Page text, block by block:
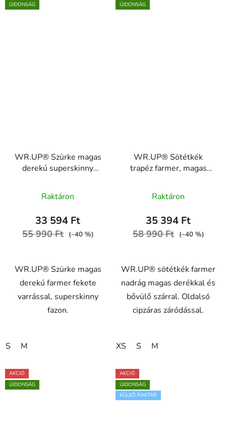
ÚJDONSÁG
WR.UP® Szürke magas
derekú superskinny
RE(MOVE)
WRUP2HC002ORG,
Raktáron
33 594 Ft
55 990 Ft (–40 %)
WR.UP® Szürke magas
derekú farmer fekete
varrással, superskinny
fazon.
S M
ÚJDONSÁG
WR.UP® Sötétkék
trapéz farmer, magas
RE(MOVE)
WRUP38HS2623, J0B
Raktáron
35 394 Ft
58 990 Ft (–40 %)
WR.UP® sötétkék farmer
nadrág magas derékkal és
bővülő szárral. Oldalsó
cipzáras záródással.
XS S M
AKCIÓ
ÚJDONSÁG
AKCIÓ
ÚJDONSÁG
KÜLSŐ RAKTÁR